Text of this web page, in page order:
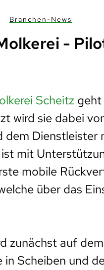
Branchen-News
-
Scheitz geht
wird sie dabei
dem Dienstleister
mit
mobile
über das
zunächst auf
Scheiben und